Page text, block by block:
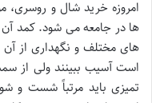
امروزه خرید شال و روسری،
ها در جامعه می شود. کمد
های مختلف و نگهداری از
است آسیب ببینند ولی از
تمیزی باید مرتباً شست و